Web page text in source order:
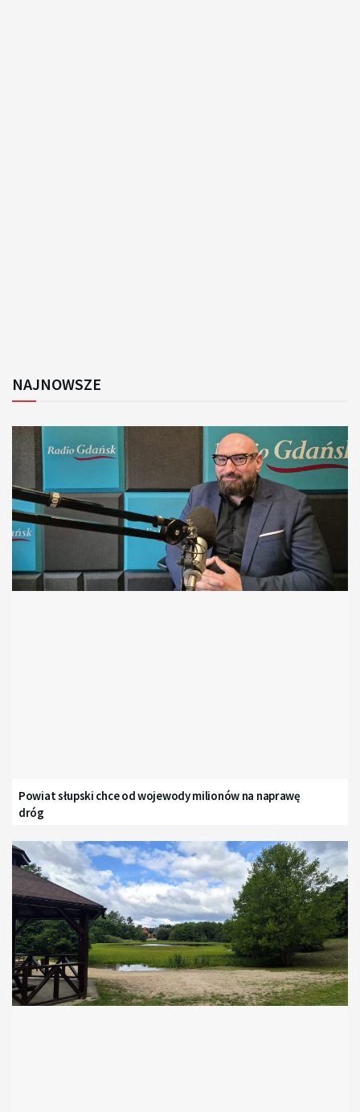
NAJNOWSZE
Powiat słupski chce od wojewody milionów na naprawę
dróg